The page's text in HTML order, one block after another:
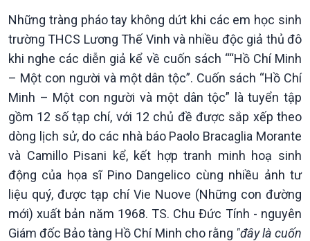
Thời sự 12h
Thời sự 18h
Thời sự 21h30
Bản tin
Chuyên mục
Theo dòng Thời sự
Những tràng pháo tay không dứt khi các em học sinh
trường THCS Lương Thế Vinh và nhiều độc giả thủ đô
khi nghe các diễn giả kể về cuốn sách ““Hồ Chí Minh
– Một con người và một dân tộc”. Cuốn sách “Hồ Chí
Minh – Một con người và một dân tộc” là tuyển tập
gồm 12 số tạp chí, với 12 chủ đề được sắp xếp theo
dòng lịch sử, do các nhà báo Paolo Bracaglia Morante
và Camillo Pisani kể, kết hợp tranh minh hoạ sinh
động của họa sĩ Pino Dangelico cùng nhiều ảnh tư
liệu quý, được tạp chí Vie Nuove (Những con đường
mới) xuất bản năm 1968. TS. Chu Đức Tính - nguyên
Giám đốc Bảo tàng Hồ Chí Minh cho rằng "đây là cuốn